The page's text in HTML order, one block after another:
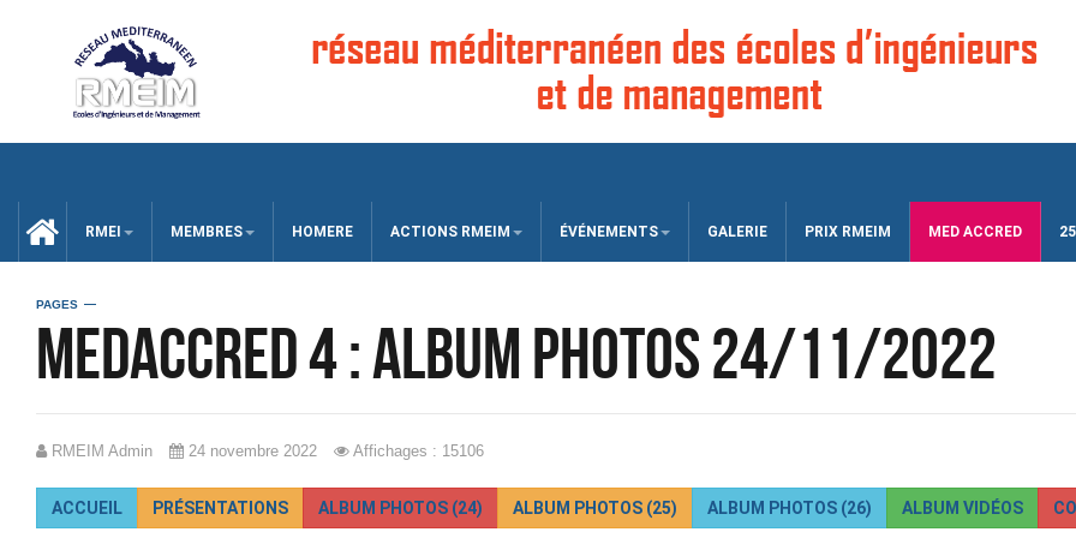
RMEI MEMBRES HOMERE ACTIONS RMEIM ÉVÉNEMENTS GALERIE PRIX RMEIM MED ACCRED
PAGES
MEDACCRED 4 : album photos 24/11/2022
RMEIM Admin 24 novembre 2022 Affichages : 15106
ACCUEIL PRÉSENTATIONS ALBUM PHOTOS (24) ALBUM PHOTOS (25) ALBUM PHOTOS (26) ALBUM VIDÉOS